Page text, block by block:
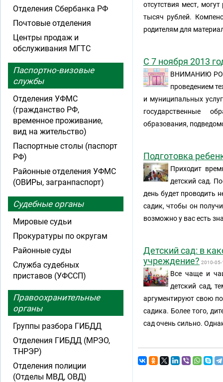
отсутствия мест,
тысяч рублей.
родителям для
С 7 ноября 2013
ВНИМАНИЮ
проведением
и муниципальных
государственные
образования,
Подготовка
Приходит
детский сад.
день будет проводить
садик, чтобы он
возможно у вас есть
Детский сад: в
учреждение? 2010-05-
Все чаще и
детский сад,
аргументируют свою
садика. Более того,
сад очень сильно.
Отделения Сбербанка РФ
Почтовые отделения
Центры продаж и
обслуживания МГТС
Паспортно-визовые
службы
Отделения УФМС
(гражданство РФ,
временное проживание,
вид на жительство)
Паспортные столы (паспорт
РФ)
Районные отделения УФМС
(ОВИРы, загранпаспорт)
Судебные органы
Мировые судьи
Прокуратуры по округам
Районные суды
Служба судебных
приставов (УФССП)
Правоохранительные
органы
Группы разбора ГИБДД
Отделения ГИБДД (МРЭО,
ТНРЭР)
Отделения полиции
(Отделы МВД, ОВД)